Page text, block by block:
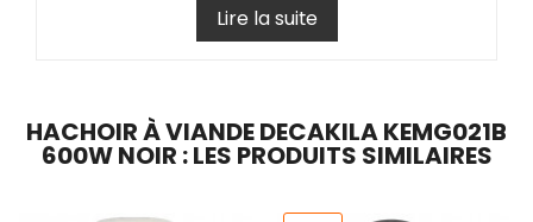
Lire la suite
HACHOIR À VIANDE DECAKILA KEMG021B
600W NOIR : LES PRODUITS SIMILAIRES